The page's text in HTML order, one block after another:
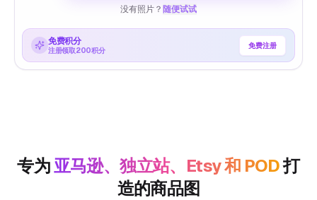
没有照片？ 随便试试
免费积分
注册领取200积分
免费注册
专为亚马逊、独立站、Etsy 和 POD打
造的商品图